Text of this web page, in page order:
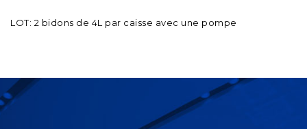
LOT: 2 bidons de 4L par caisse avec une pompe